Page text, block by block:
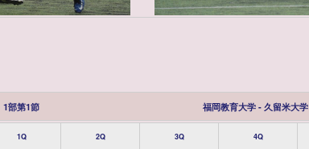
1部第1節 福岡教育大学 - 久留米大学
1Q 2Q 3Q 4Q